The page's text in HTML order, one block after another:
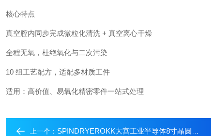
核心特点
真空腔内同步完成微粒化清洗 + 真空离心干燥
全程无氧，杜绝氧化与二次污染
10 组工艺配方，适配多材质工件
适用：高价值、易氧化精密零件一站式处理
上一个： SPINDRYEROKK大宫工业半导体8寸晶圆清洗机OKV-800